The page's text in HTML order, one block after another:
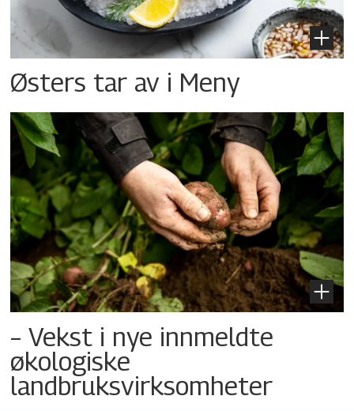
Østers tar av i Meny
– Vekst i nye innmeldte
økologiske
landbruksvirksomheter